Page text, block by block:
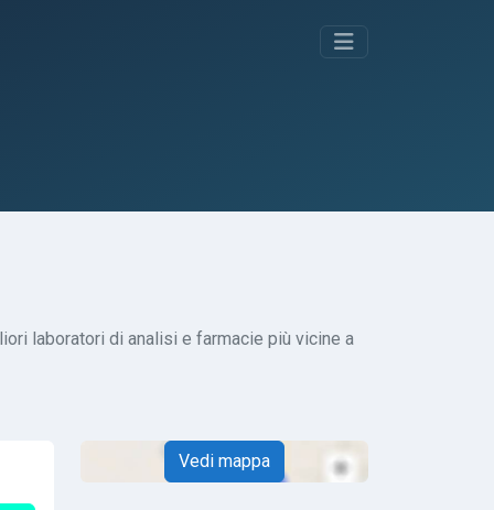
laboratori di analisi e farmacie più vicine a
Vedi mappa